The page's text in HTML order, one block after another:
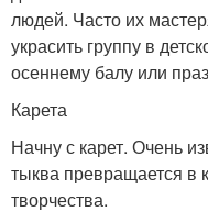
людей. Часто их
украсить группу в
осеннему балу или
Карета
Начну с карет. Очень
тыква превращается в
творчества.